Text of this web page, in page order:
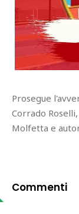
Prosegue
Corrado
Molfetta e
Commenti